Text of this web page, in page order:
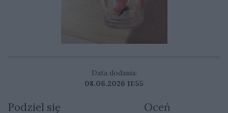
Data dodania:
08.06.2026 11:55
Podziel się Oceń